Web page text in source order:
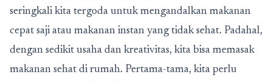
seringkali kita tergoda untuk mengandalkan makanan
cepat saji atau makanan instan yang tidak sehat. Padahal,
dengan sedikit usaha dan kreativitas, kita bisa memasak
makanan sehat di rumah. Pertama-tama, kita perlu